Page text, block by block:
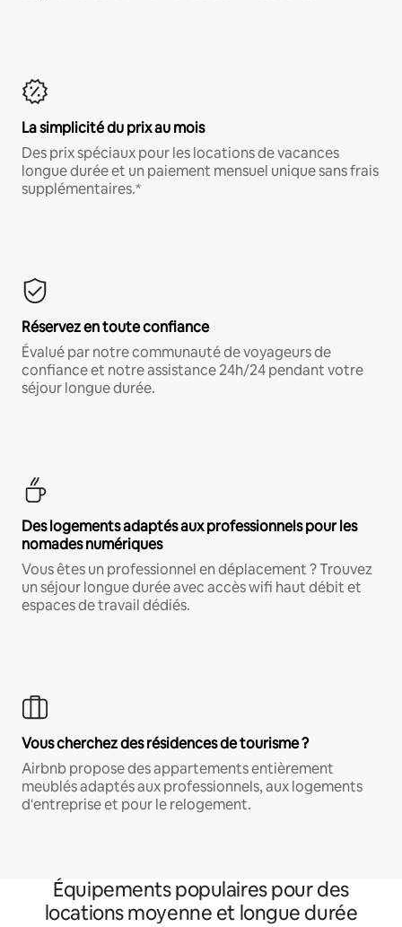
La simplicité du prix au mois
Des prix spéciaux pour les locations de vacances
longue durée et un paiement mensuel unique sans frais
supplémentaires.*
Réservez en toute confiance
Évalué par notre communauté de voyageurs de
confiance et notre assistance 24h/24 pendant votre
séjour longue durée.
Des logements adaptés aux professionnels pour les
nomades numériques
Vous êtes un professionnel en déplacement ? Trouvez
un séjour longue durée avec accès wifi haut débit et
espaces de travail dédiés.
Vous cherchez des résidences de tourisme ?
Airbnb propose des appartements entièrement
meublés adaptés aux professionnels, aux logements
d'entreprise et pour le relogement.
Équipements populaires pour des
locations moyenne et longue durée